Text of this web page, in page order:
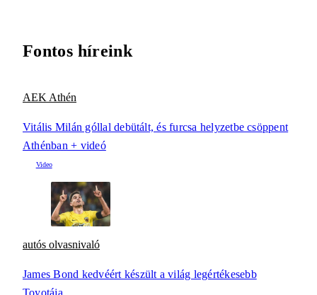
Fontos híreink
AEK Athén
Vitális Milán góllal debütált, és furcsa helyzetbe csöppent
Athénban + videó
autós olvasnivaló
James Bond kedvéért készült a világ legértékesebb
Toyotája